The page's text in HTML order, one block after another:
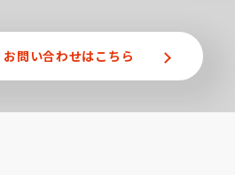
お問い合わせはこちら